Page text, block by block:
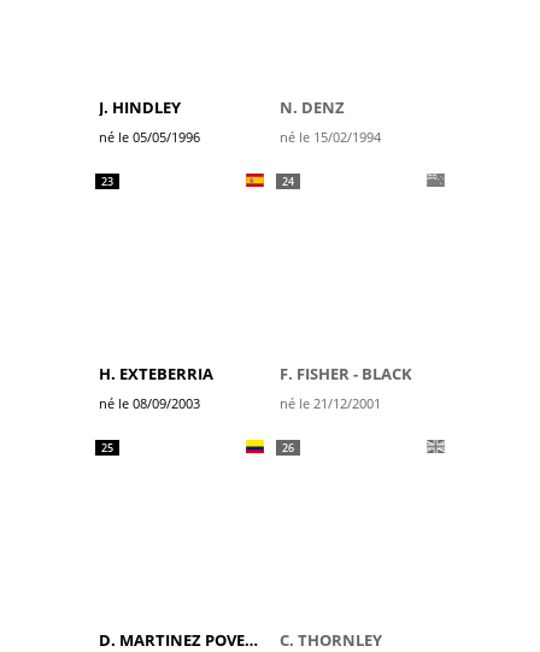
J. HINDLEY
né le 05/05/1996
N. DENZ
né le 15/02/1994
23
H. EXTEBERRIA
né le 08/09/2003
24
F. FISHER - BLACK
né le 21/12/2001
25
D. MARTINEZ POVEDA
26
C. THORNLEY